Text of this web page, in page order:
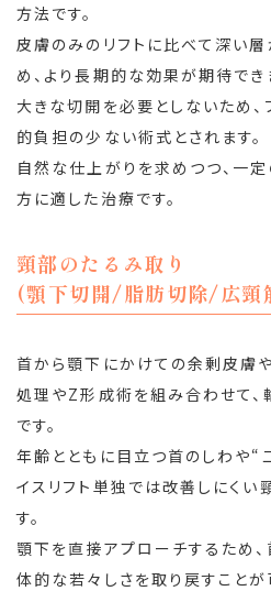
方法です。
皮膚のみのリフトに比べて深い
め、より長期的な効果が期待でき
大きな切開を必要としないため、
的負担の少ない術式とされます。
自然な仕上がりを求めつつ、一定
方に適した治療です。
頸部のたるみ取り
(顎下切開/脂肪切除/広
首から顎下にかけての余剰皮膚
処理やZ形成術を組み合わせて、
です。
年齢とともに目立つ首のしわや“
イスリフト単独では改善しにくい
す。
顎下を直接アプローチするため
体的な若々しさを取り戻すことが